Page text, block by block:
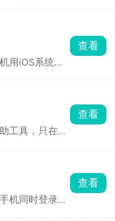
自定义皮肤导
。还能修改时
性（生命值、
用iOS系统的
、不耗流量。
试。适合想
间挂机或多开
查看
工具，只在屏
斜线、圆圈辅
技能CD。
查看
机同时登录多
查看